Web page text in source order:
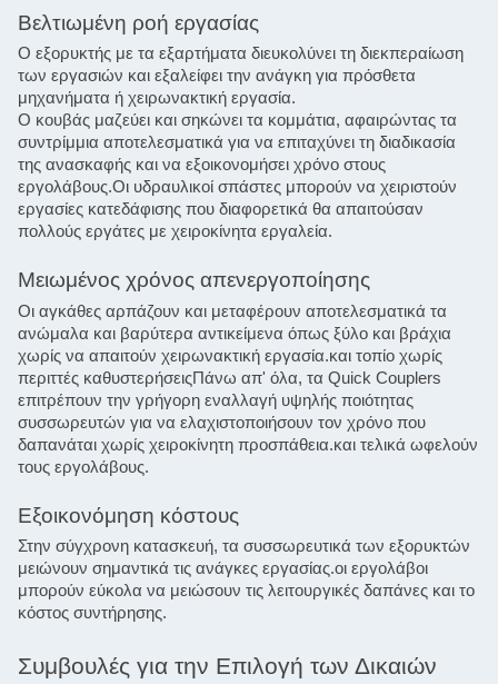
Βελτιωμένη ροή εργασίας
Ο εξορυκτής με τα εξαρτήματα διευκολύνει τη διεκπεραίωση
των εργασιών και εξαλείφει την ανάγκη για πρόσθετα
μηχανήματα ή χειρωνακτική εργασία.
Ο κουβάς μαζεύει και σηκώνει τα κομμάτια, αφαιρώντας τα
συντρίμμια αποτελεσματικά για να επιταχύνει τη διαδικασία
της ανασκαφής και να εξοικονομήσει χρόνο στους
εργολάβους.Οι υδραυλικοί σπάστες μπορούν να χειριστούν
εργασίες κατεδάφισης που διαφορετικά θα απαιτούσαν
πολλούς εργάτες με χειροκίνητα εργαλεία.
Μειωμένος χρόνος απενεργοποίησης
Οι αγκάθες αρπάζουν και μεταφέρουν αποτελεσματικά τα
ανώμαλα και βαρύτερα αντικείμενα όπως ξύλο και βράχια
χωρίς να απαιτούν χειρωνακτική εργασία.και τοπίο χωρίς
περιττές καθυστερήσειςΠάνω απ' όλα, τα Quick Couplers
επιτρέπουν την γρήγορη εναλλαγή υψηλής ποιότητας
συσσωρευτών για να ελαχιστοποιήσουν τον χρόνο που
δαπανάται χωρίς χειροκίνητη προσπάθεια.και τελικά ωφελούν
τους εργολάβους.
Εξοικονόμηση κόστους
Στην σύγχρονη κατασκευή, τα συσσωρευτικά των εξορυκτών
μειώνουν σημαντικά τις ανάγκες εργασίας.οι εργολάβοι
μπορούν εύκολα να μειώσουν τις λειτουργικές δαπάνες και το
κόστος συντήρησης.
Συμβουλές για την Επιλογή των Δικαιών